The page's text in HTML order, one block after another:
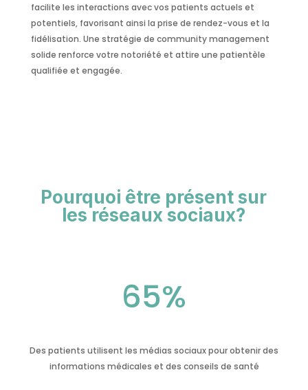
facilite les interactions avec vos patients actuels et
potentiels, favorisant ainsi la prise de rendez-vous et la
fidélisation. Une stratégie de community management
solide renforce votre notoriété et attire une patientèle
qualifiée et engagée.
Pourquoi être présent sur
les réseaux sociaux?
65%
Des patients utilisent les médias sociaux pour obtenir des
informations médicales et des conseils de santé